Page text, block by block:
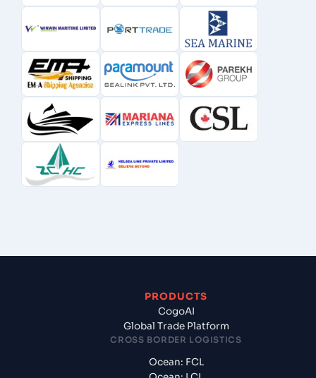
PRODUCTS
CogoAI
Global Trade Platform
CROSS BORDER LOGISTICS
Ocean: FCL